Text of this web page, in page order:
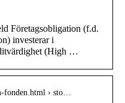
Företagsobligation (f.d.
investerar i
(High …
fonden.html › sto…